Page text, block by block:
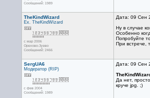
Сообщений: 1989
TheKindWizard
Ex. TheKindWizard
с мар 2006
Орехово-Зуево
Сообщений: 2466
Дата: 09 Сен
Ну в случае
Особенно
Попробуйте
При встрече,
SergUA6
Модератор (RIP)
с фев 2004
Сообщений: 1989
Дата: 09 Сен
Да нет,
круче jpg. ;)